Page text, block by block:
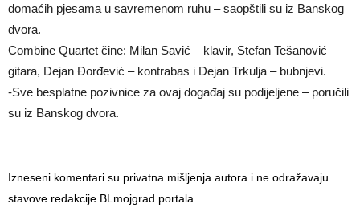
domaćih pjesama u savremenom ruhu – saopštili su iz Banskog
dvora.
Combine Quartet čine: Milan Savić – klavir, Stefan Tešanović –
gitara, Dejan Đorđević – kontrabas i Dejan Trkulja – bubnjevi.
-Sve besplatne pozivnice za ovaj događaj su podijeljene – poručili
su iz Banskog dvora.
Izneseni komentari su privatna mišljenja autora i ne odražavaju
stavove redakcije BLmojgrad portala.